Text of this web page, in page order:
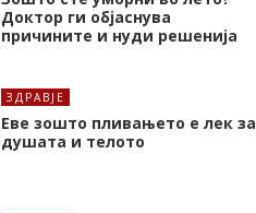
Доктор ги објаснува
причините и нуди решенија
ЗДРАВЈЕ
Еве зошто пливањето е лек за
душата и телото